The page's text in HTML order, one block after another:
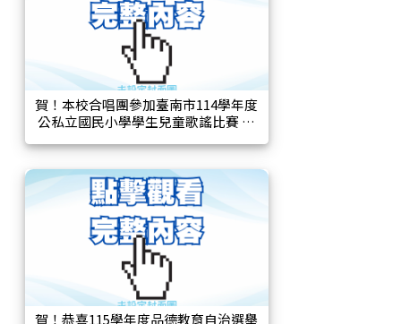
賀！本校合唱團參加臺南市114學年度
公私立國民小學學生兒童歌謠比賽 榮
賀！恭喜115學年度品德教育自治選舉